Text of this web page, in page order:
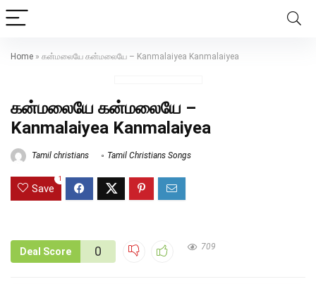
Home » கன்மலையே கன்மலையே – Kanmalaiyea Kanmalaiyea
கன்மலையே கன்மலையே –
Kanmalaiyea Kanmalaiyea
Tamil christians Tamil Christians Songs
Save
1
Deal Score 0 709